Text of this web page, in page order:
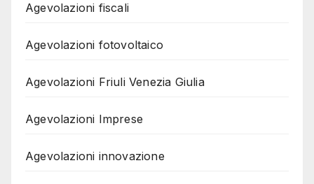
Agevolazioni fiscali
Agevolazioni fotovoltaico
Agevolazioni Friuli Venezia Giulia
Agevolazioni Imprese
Agevolazioni innovazione